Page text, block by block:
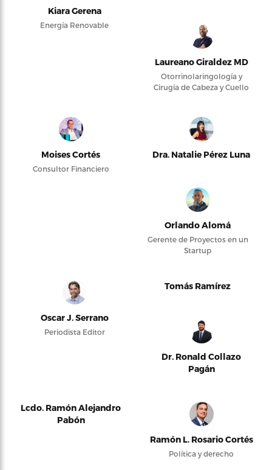
Kiara Gerena
Energía Renovable
Laureano Giraldez MD
Otorrinolaringología y
Cirugía de Cabeza y Cuello
Moises Cortés
Consultor Financiero
Dra. Natalie Pérez Luna
Orlando Alomá
Gerente de Proyectos en un
Startup
Oscar J. Serrano
Periodista Editor
Tomás Ramírez
Dr. Ronald Collazo
Pagán
Lcdo. Ramón Alejandro
Pabón
Ramón L. Rosario Cortés
Política y derecho